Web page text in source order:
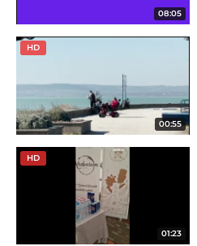
08:05
HD
00:55
HD
01:23